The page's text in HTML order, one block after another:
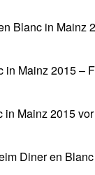
Blanc in Mainz
in Mainz 2015 –
Mainz 2015
Diner en